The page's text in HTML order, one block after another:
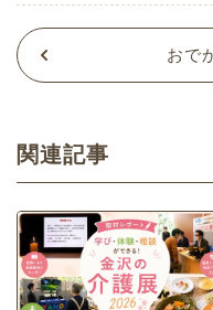
おで
関連記事